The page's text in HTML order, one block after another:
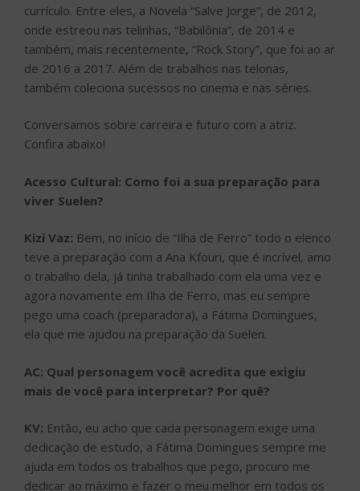
currículo. Entre eles, a Novela “Salve Jorge”, de 2012,
onde estreou nas telinhas, “Babilônia”, de 2014 e
também, mais recentemente, “Rock Story”, que foi ao ar
de 2016 a 2017. Além de trabalhos nas telonas,
também coleciona sucessos no cinema e nas séries.
Conversamos sobre carreira e futuro com a atriz.
Confira abaixo!
Acesso Cultural: Como foi a sua preparação para
viver Suelen?
Kizi Vaz: Bem, no início de “Ilha de Ferro” todo o elenco
teve a preparação com a Ana Kfouri, que é incrível, amo
o trabalho dela, já tinha trabalhado com ela uma vez e
agora novamente em Ilha de Ferro, mas eu sempre
pego uma coach (preparadora), a Fátima Domingues,
ela que me ajudou na preparação da Suelen.
AC: Qual personagem você acredita que exigiu
mais de você para interpretar? Por quê?
KV: Então, eu acho que cada personagem exige uma
dedicação de estudo, a Fátima Domingues sempre me
ajuda em todos os trabalhos que pego, procuro me
dedicar ao máximo e fazer o meu melhor em todos os